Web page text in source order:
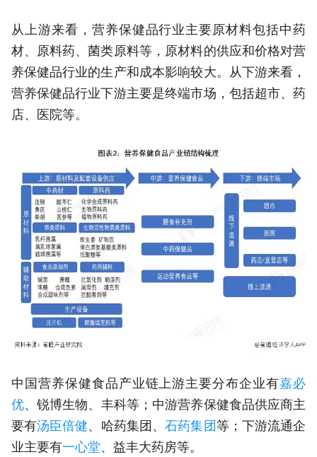
从上游来看，营养保健品行业主要原材料包括中药
材、原料药、菌类原料等，原材料的供应和价格对营
养保健品行业的生产和成本影响较大。从下游来看，
营养保健品行业下游主要是终端市场，包括超市、药
店、医院等。
中国营养保健食品产业链上游主要分布企业有嘉必
优、锐博生物、丰科等；中游营养保健食品供应商主
要有汤臣倍健、哈药集团、石药集团等；下游流通企
业主要有一心堂、益丰大药房等。